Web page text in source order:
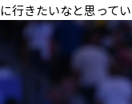
に行きたいなと思ってい